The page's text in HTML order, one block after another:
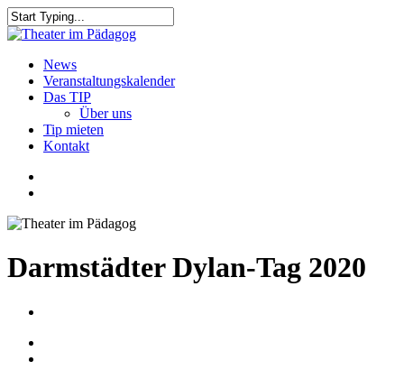
Skip
to
content
Close
search
Menu
News
Veranstaltungskalender
Das TIP
Über uns
Tip mieten
Kontakt
Darmstädter Dylan-Tag 2020